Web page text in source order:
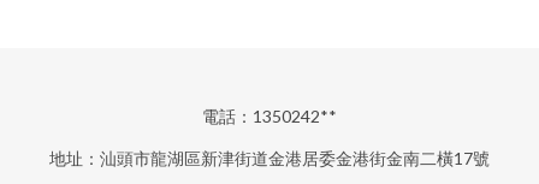
電話：1350242**
地址：汕頭市龍湖區新津街道金港居委金港街金南二橫17號